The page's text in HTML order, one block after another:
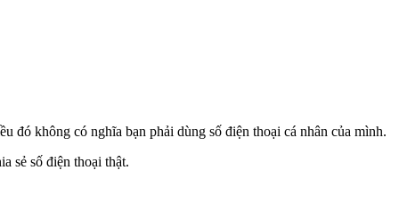
đó không có nghĩa bạn phải dùng số điện thoại cá nhân của mình.
sẻ số điện thoại thật.